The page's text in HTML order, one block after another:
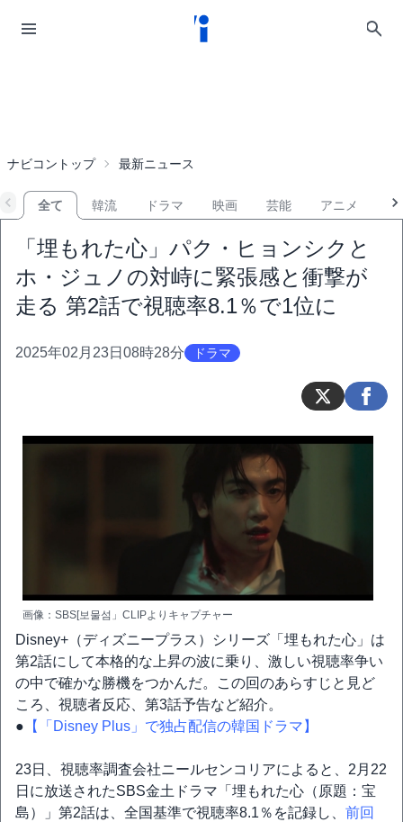
ナビコントップ 最新ニュース
全て 韓流 ドラマ 映画 芸能 アニメ
「埋もれた心」パク・ヒョンシクと
ホ・ジュノの対峙に緊張感と衝撃が
走る 第2話で視聴率8.1％で1位に
2025年02月23日08時28分 ドラマ
画像：SBS[보물섬」CLIPよりキャプチャー
Disney+（ディズニープラス）シリーズ「埋もれた心」は
第2話にして本格的な上昇の波に乗り、激しい視聴率争い
の中で確かな勝機をつかんだ。この回のあらすじと見ど
ころ、視聴者反応、第3話予告など紹介。
● 【「Disney Plus」で独占配信の韓国ドラマ】
23日、視聴率調査会社ニールセンコリアによると、2月22
日に放送されたSBS金土ドラマ「埋もれた心（原題：宝
島）」第2話は、全国基準で視聴率8.1％を記録し、 前回